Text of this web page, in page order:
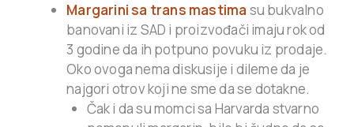
Margarini sa trans mastima su bukvalno
banovani iz SAD i proizvođači imaju rok od
3 godine da ih potpuno povuku iz prodaje.
Oko ovoga nema diskusije i dileme da je
najgori otrov koji ne sme da se dotakne.
Čak i da su momci sa Harvarda stvarno